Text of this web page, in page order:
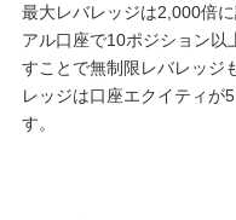
最大レバレッジは2,000倍
アル口座で10ポジション以
すことで無制限レバレッジ
レッジは口座エクイティが
す。